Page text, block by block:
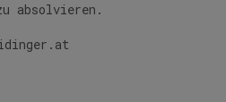
absolvieren.